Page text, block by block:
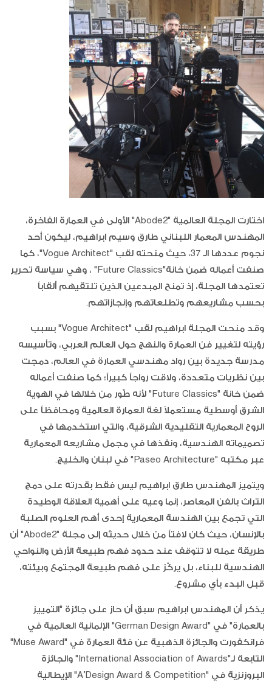
اختارت المجلة العالمية "Abode2" الأولى في العمارة الفاخرة،
المهندس المعمار اللبناني طارق وسيم ابراهيم، ليكون أحد
نجوم عددها الـ 37، حيث منحته لقب "Vogue Architect"، كما
صنفت أعماله ضمن خانة"Future Classics" ، وهي سياسة تحرير
تعتمدها المجلة، إذ تمنح المبدعين الذين تلتقيهم ألقاباً
بحسب مشاريعهم وتطلعاتهم وإنجازاتهم.
وقد منحت المجلة ابراهيم لقب "Vogue Architect" بسبب
رؤيته لتغيير فن العمارة والنهج حول العالم العربي، وتأسيسه
مدرسة جديدة بين رواد مهندسي العمارة في العالم، دمجت
بين نظريات متعددة، ولاقت رواجاً كبيراً؛ كما صنفت أعماله
ضمن خانة "Future Classics" لأنه طّور من خلالها في الهوية
الشرق أوسطية مستعملاً لغة العمارة العالمية ومحافظاً على
الروح المعمارية التقليدية الشرقية، والتي استخدمها في
تصميماته الهندسية، ونفذها في مجمل مشاريعه المعمارية
عبر مكتبه "Paseo Architecture" في لبنان والخليج.
ويتميز المهندس طارق ابراهيم ليس فقط بقدرته على دمج
التراث بالفن المعاصر، إنما وعيه على أهمية العلاقة الوطيدة
التي تجمع بين الهندسة المعمارية إحدى أهم العلوم الصلبة
بالإنسان، حيث كان لافتاً من خلال حديثه إلى مجلة "Abode2" أن
طريقة عمله لا تتوقف عند حدود فهم طبيعة الأرض والنواحي
الهندسية للبناء، بل يركّز على فهم طبيعة المجتمع وبيئته،
قبل البدء بأي مشروع.
يذكر أن المهندس ابراهيم سبق أن حاز على جائزة "التمييز
بالعمارة" في "German Design Award" الإلمانية العالمية في
فرانكفورت والجائزة الذهبية عن فئة العمارة في "Muse Award"
التابعة لـ"International Association of Awards" والجائزة
البروزنزية في "A’Design Award & Competition" الإيطالية